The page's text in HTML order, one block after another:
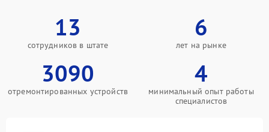
13
сотрудников в штате
6
лет на рынке
3090
отремонтированных устройств
4
минимальный опыт работы
специалистов